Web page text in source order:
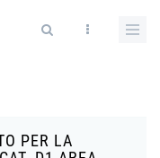
PER LA